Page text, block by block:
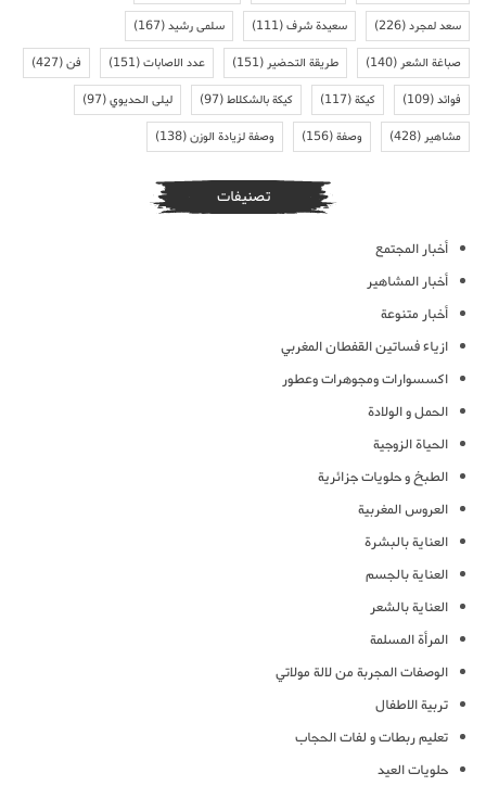
سعد لمجرد(226) سعيدة شرف(111) سلمى رشيد(167)
صباغة الشعر(140) طريقة التحضير(151) عدد الاصابات(151) فن(427)
فوائد(109) كيكة(117) كيكة بالشكلاط(97) ليلى الحديوي(97)
مشاهير(428) وصفة(156) وصفة لزيادة الوزن(138)
تصنيفات
أخبار المجتمع
أخبار المشاهير
أخبار متنوعة
ازياء فساتين القفطان المغربي
اكسسوارات ومجوهرات وعطور
الحمل و الولادة
الحياة الزوجية
الطبخ و حلويات جزائرية
العروس المغربية
العناية بالبشرة
العناية بالجسم
العناية بالشعر
المرأة المسلمة
الوصفات المجربة من لالة مولاتي
تربية الاطفال
تعليم ربطات و لفات الحجاب
حلويات العيد